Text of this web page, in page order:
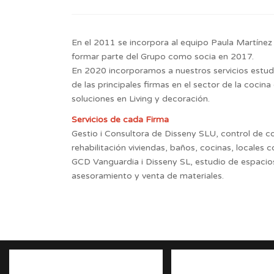
En el 2011 se incorpora al equipo Paula
formar parte del Grupo como socia en 2017.
En 2020 incorporamos a nuestros servicios
de las principales firmas en el sector de la
soluciones en Living y decoración.
Servicios de cada Firma
Gestio i Consultora de Disseny SLU, control de
rehabilitación viviendas, baños, cocinas, locales
GCD Vanguardia i Disseny SL, estudio de
asesoramiento y venta de materiales.